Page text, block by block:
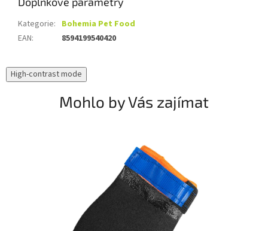
Kategorie: Bohemia Pet Food
EAN: 8594199540420
High-contrast mode
Mohlo by Vás zajímat